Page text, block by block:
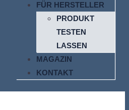
FÜR HERSTELLER
PRODUKT
TESTEN
LASSEN
MAGAZIN
KONTAKT